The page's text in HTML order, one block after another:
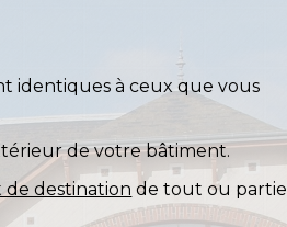
identiques à ceux que vous
de votre bâtiment.
destination de tout ou partie